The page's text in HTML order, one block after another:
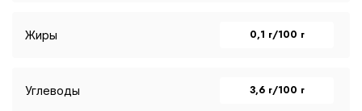
Жиры 0,1 г/100 г
Углеводы 3,6 г/100 г